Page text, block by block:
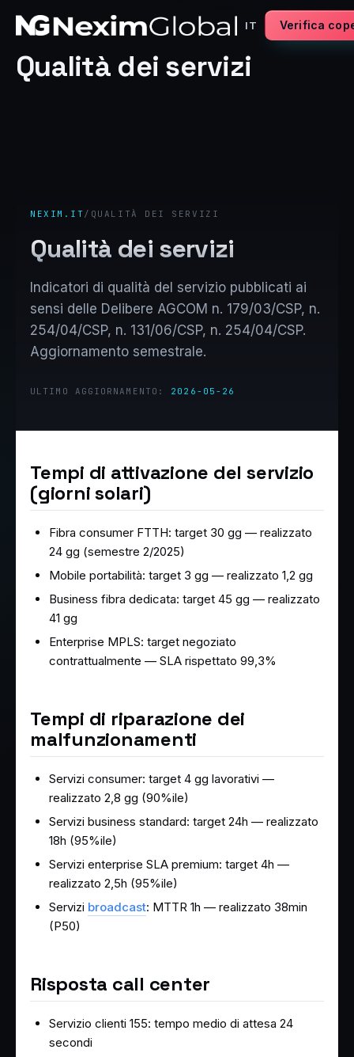
IT Verifica
Qualità dei servizi
NEXIM.IT / QUALITÀ DEI SERVIZI
Qualità dei servizi
Indicatori di qualità del servizio pubblicati ai
sensi delle Delibere AGCOM n. 179/03/CSP, n.
254/04/CSP, n. 131/06/CSP, n. 254/04/CSP.
Aggiornamento semestrale.
ULTIMO AGGIORNAMENTO: 2026-05-26
Tempi di attivazione del servizio
(giorni solari)
Fibra consumer FTTH: target 30 gg — realizzato
24 gg (semestre 2/2025)
Mobile portabilità: target 3 gg — realizzato 1,2 gg
Business fibra dedicata: target 45 gg — realizzato
41 gg
Enterprise MPLS: target negoziato
contrattualmente — SLA rispettato 99,3%
Tempi di riparazione dei
malfunzionamenti
Servizi consumer: target 4 gg lavorativi —
realizzato 2,8 gg (90%ile)
Servizi business standard: target 24h — realizzato
18h (95%ile)
Servizi enterprise SLA premium: target 4h —
realizzato 2,5h (95%ile)
Servizi broadcast: MTTR 1h — realizzato 38min
(P50)
Risposta call center
Servizio clienti 155: tempo medio di attesa 24
secondi